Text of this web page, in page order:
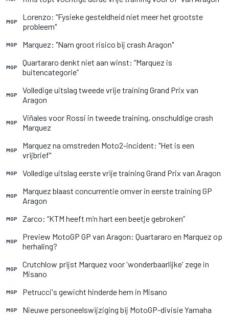
MGP
Lorenzo: “Fysieke gesteldheid niet meer het grootste
probleem"
MGP Marquez: "Nam groot risico bij crash Aragon"
MGP
Quartararo denkt niet aan winst: “Marquez is
buitencategorie”
MGP
Volledige uitslag tweede vrije training Grand Prix van
Aragon
MGP
Viñales voor Rossi in tweede training, onschuldige crash
Marquez
MGP
Marquez na omstreden Moto2-incident: "Het is een
vrijbrief"
MGP Volledige uitslag eerste vrije training Grand Prix van Aragon
MGP
Marquez blaast concurrentie omver in eerste training GP
Aragon
MGP Zarco: “KTM heeft m’n hart een beetje gebroken”
MGP
Preview MotoGP GP van Aragon: Quartararo en Marquez op
herhaling?
MGP
Crutchlow prijst Marquez voor 'wonderbaarlijke' zege in
Misano
MGP Petrucci's gewicht hinderde hem in Misano
MGP Nieuwe personeelswijziging bij MotoGP-divisie Yamaha